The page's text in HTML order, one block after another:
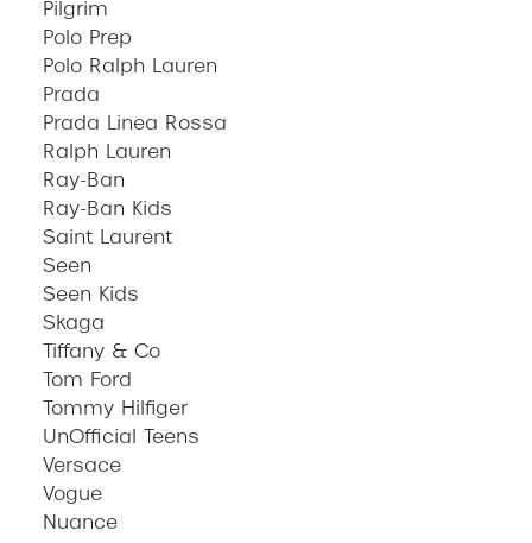
Pilgrim
Polo Prep
Polo Ralph Lauren
Prada
Prada Linea Rossa
Ralph Lauren
Ray-Ban
Ray-Ban Kids
Saint Laurent
Seen
Seen Kids
Skaga
Tiffany & Co
Tom Ford
Tommy Hilfiger
UnOfficial Teens
Versace
Vogue
Nuance